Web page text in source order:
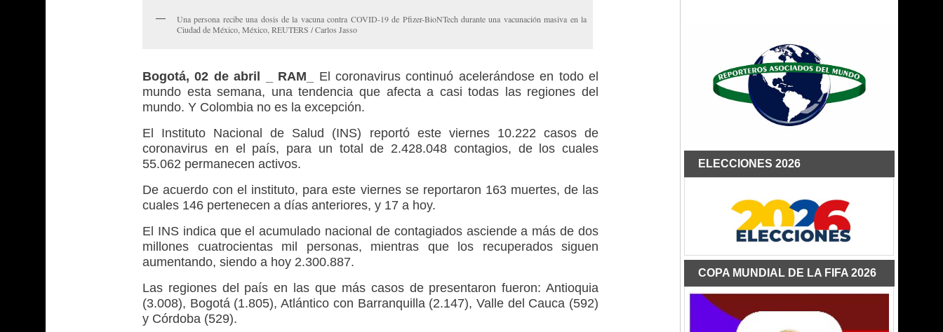
Una persona recibe una dosis de la vacuna contra COVID-19 de Pfizer-BioNTech durante una vacunación masiva en la
Ciudad de México, México, REUTERS / Carlos Jasso
Bogotá, 02 de abril _ RAM_
El coronavirus continuó acelerándose en todo el
mundo esta semana, una tendencia que afecta a casi todas las regiones del
mundo. Y Colombia no es la excepción.
El Instituto Nacional de Salud (INS) reportó este viernes 10.222 casos de
coronavirus en el país, para un total de 2.428.048 contagios, de los cuales
55.062 permanecen activos.
De acuerdo con el instituto, para este viernes se reportaron 163 muertes, de las
cuales 146 pertenecen a días anteriores, y 17 a hoy.
El INS indica que el acumulado nacional de contagiados asciende a más de dos
millones cuatrocientas mil personas, mientras que los recuperados siguen
aumentando, siendo a hoy 2.300.887.
Las regiones del país en las que más casos de presentaron fueron: Antioquia
(3.008), Bogotá (1.805), Atlántico con Barranquilla (2.147), Valle del Cauca (592)
y Córdoba (529).
ELECCIONES 2026
COPA MUNDIAL DE LA FIFA 2026